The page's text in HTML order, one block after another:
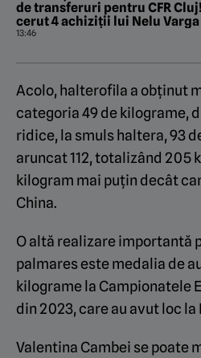
de transferuri pentru CFR
cerut 4 achiziții lui Nelu Varga
13:46
Acolo, halterofila a obținut
categoria 49 de kilograme,
ridice, la smuls haltera, 93
aruncat 112, totalizând 205
kilogram mai puțin decât
China.
O altă realizare importantă
palmares este medalia de
kilograme la Campionatele
din 2023, care au avut loc la
Valentina Cambei se poate